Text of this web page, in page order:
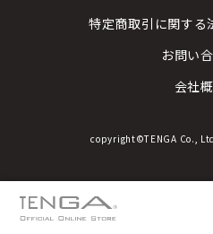
特定商取引に関する
お問い
会社
copyright©TENGA Co.,